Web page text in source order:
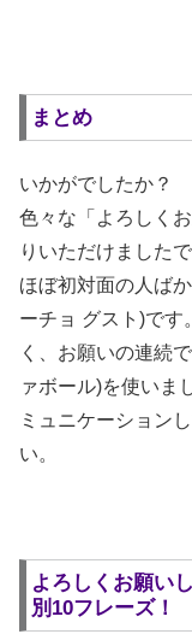
まとめ
いかがでしたか？
色々な「よろしく
りいただけました
ほぼ初対面の人ば
ーチョ グスト)です
く、お願いの連続
ァボール)を使いま
ミュニケーション
い。
よろしくお願い
別10フレーズ！